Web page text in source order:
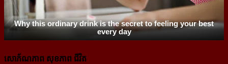
សោភ័ណភាព សុខភាព ជីវិត